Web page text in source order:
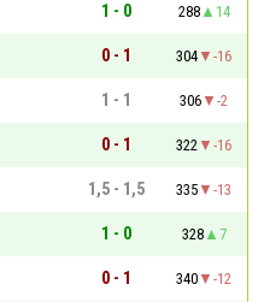
1 - 0 288
14
0 - 1 304
-16
1 - 1 306
-2
0 - 1 322
-16
1,5 - 1,5 335
-13
1 - 0 328
7
0 - 1 340
-12